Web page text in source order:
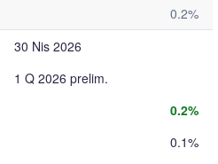
0.2%
30 Nis 2026
1 Q 2026 prelim.
0.2%
0.1%